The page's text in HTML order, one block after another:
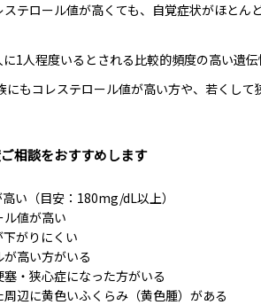
テロール値が高くても、自覚症状がほと
1人程度いるとされる比較的頻度の高い遺
にもコレステロール値が高い方や、若くし
相談をおすすめします
い（目安：180mg/dL以上）
値が高い
がりにくい
高い方がいる
・狭心症になった方がいる
辺に黄色いふくらみ（黄色腫）がある